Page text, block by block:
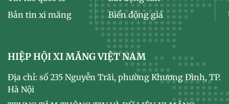
Bản tin xi măng
Biến động giá
HIỆP HỘI XI MĂNG VIỆT NAM
Địa chỉ: số 235 Nguyễn Trãi, phường Khương Đình, TP.
Hà Nội